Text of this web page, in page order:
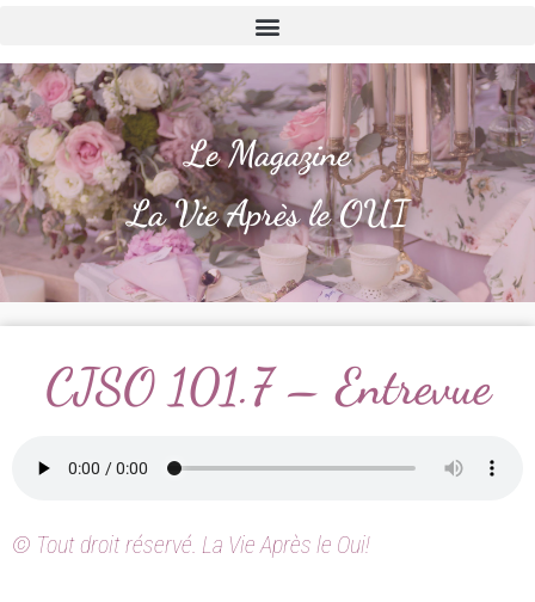
Le Magazine
La Vie Après le OUI
CJSO 101.7 – Entrevue
© Tout droit réservé. La Vie Après le Oui!